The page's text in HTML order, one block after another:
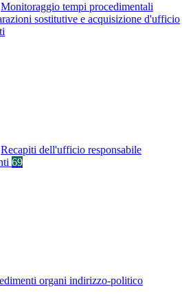
Monitoraggio tempi procedimentali
sostitutive e acquisizione d'ufficio
Recapiti dell'ufficio responsabile
69
organi indirizzo-politico